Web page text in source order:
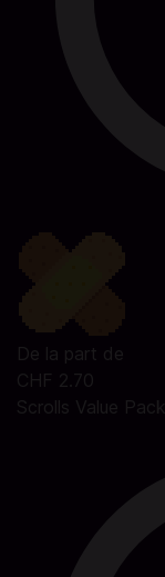
De la part de
CHF 2.70
Scrolls Value Pack